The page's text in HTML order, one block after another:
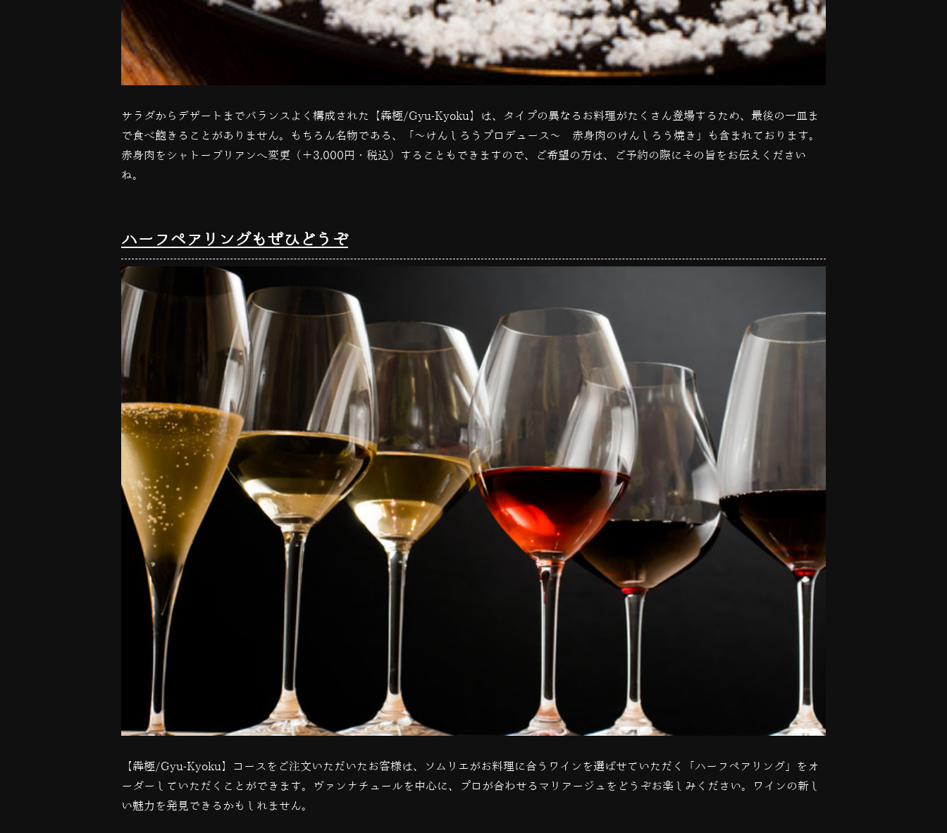
サラダからデザートまでバランスよく構成された【犇極/Gyu-Kyoku】は、タイプの異なるお料理がたくさん登場するため、最後の一皿ま
で食べ飽きることがありません。もちろん名物である、「〜けんしろうプロデュース〜 赤身肉のけんしろう焼き」も含まれております。
赤身肉をシャトーブリアンへ変更（＋3,000 円・税込）することもできますので、ご希望の方は、ご予約の際にその旨をお伝えください
ね。
ハーフペアリングもぜひどうぞ
【犇極/Gyu-Kyoku】コースをご注文いただいたお客様は、ソムリエがお料理に合うワインを選ばせていただく「ハーフペアリング」をオ
ーダーしていただくことができます。ヴァンナチュールを中心に、プロが合わせるマリアージュをどうぞお楽しみください。ワインの新し
い魅力を発見できるかもしれません。